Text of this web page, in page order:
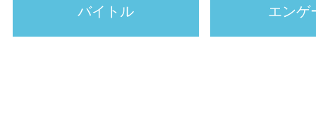
バイトル エンゲ